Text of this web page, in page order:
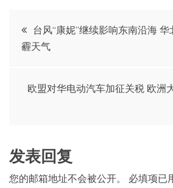
文
章
台风“康妮”继续影响东南沿海
霾天气
欧盟对华电动汽车加征关税 欧洲
发表回复
您的邮箱地址不会被公开。 必填项已